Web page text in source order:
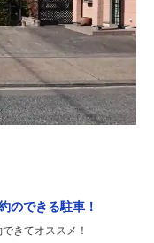
のできる駐車！
きてオススメ！